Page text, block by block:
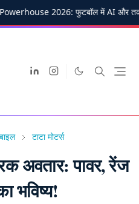
2026: फुटबॉल में AI और
टाटा मोटर्स
अवतार: पावर, रेंज
भविष्य!